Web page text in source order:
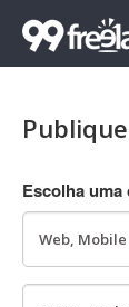
Escolha uma